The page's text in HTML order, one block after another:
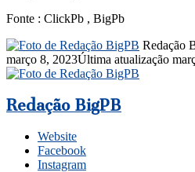
Fonte : ClickPb , BigPb
Redação
março 8, 2023Última atualização
Redação BigPB
Website
Facebook
Instagram